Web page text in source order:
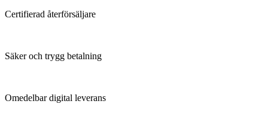
Certifierad återförsäljare
Säker och trygg betalning
Omedelbar digital leverans